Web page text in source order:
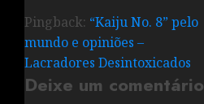
Pingback: “Kaiju No. 8” pelo
mundo e opiniões –
Lacradores Desintoxicados
Deixe um comentário